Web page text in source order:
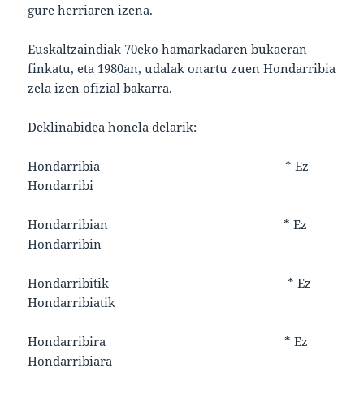
gure herriaren izena.
Euskaltzaindiak 70eko hamarkadaren bukaeran
finkatu, eta 1980an, udalak onartu zuen Hondarribia
zela izen ofizial bakarra.
Deklinabidea honela delarik:
Hondarribia * Ez
Hondarribi
Hondarribian * Ez
Hondarribin
Hondarribitik * Ez
Hondarribiatik
Hondarribira * Ez
Hondarribiara